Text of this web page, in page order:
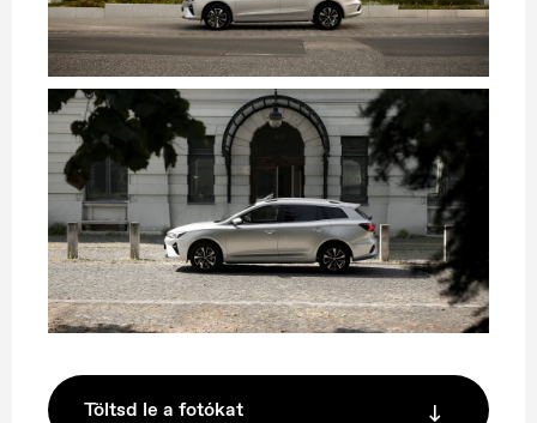
Töltsd le a fotókat